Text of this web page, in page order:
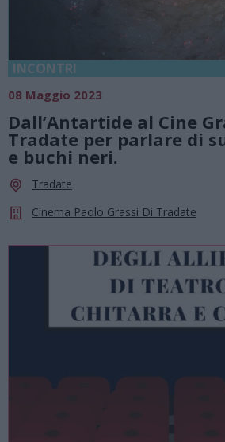
INCONTRI
08 Maggio 2023
Dall’Antartide al Cine
Tradate per parlare di
e buchi neri.
Tradate
Cinema Paolo Grassi Di Tradate